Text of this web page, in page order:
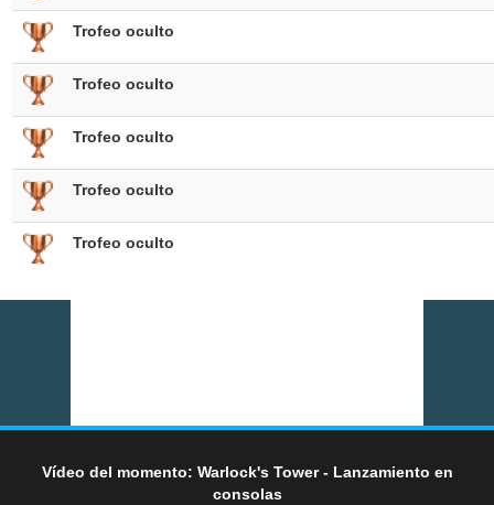
Trofeo oculto
Trofeo oculto
Trofeo oculto
Trofeo oculto
Trofeo oculto
Vídeo del momento: Warlock's Tower - Lanzamiento en
consolas